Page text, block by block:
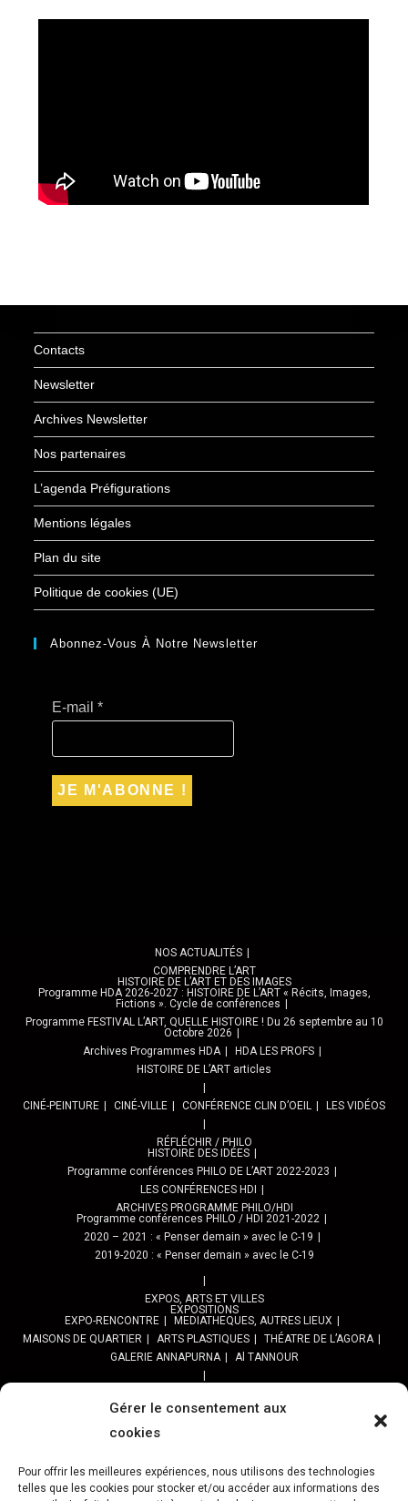
Gérer le consentement aux
cookies
Pour offrir les meilleures expériences, nous utilisons des technologies
telles que les cookies pour stocker et/ou accéder aux informations des
Contacts
Newsletter
Archives Newsletter
Nos partenaires
L’agenda Préfigurations
Mentions légales
Plan du site
Politique de cookies (UE)
Abonnez-Vous À Notre Newsletter
E-mail*
NOS ACTUALITÉS
COMPRENDRE L’ART
HISTOIRE DE L’ART ET DES IMAGES
Programme HDA 2026-2027 : HISTOIRE DE L’ART « Récits, Images,
Fictions ». Cycle de conférences
Programme FESTIVAL L’ART, QUELLE HISTOIRE ! Du 26 septembre au 10
Octobre 2026
Archives Programmes HDA
HDA LES PROFS
HISTOIRE DE L’ART articles
CINÉ-PEINTURE CINÉ-VILLE CONFÉRENCE CLIN D’OEIL LES VIDÉOS
RÉFLÉCHIR / PHILO
HISTOIRE DES IDÉES
Programme conférences PHILO DE L’ART 2022-2023
LES CONFÉRENCES HDI
ARCHIVES PROGRAMME PHILO/HDI
Programme conférences PHILO / HDI 2021-2022
2020 – 2021 : « Penser demain » avec le C-19
2019-2020 : « Penser demain » avec le C-19
EXPOS, ARTS ET VILLES
EXPOSITIONS
EXPO-RENCONTRE
MEDIATHEQUES, AUTRES LIEUX
MAISONS DE QUARTIER
ARTS PLASTIQUES
THÉATRE DE L’AGORA
GALERIE ANNAPURNA
Al TANNOUR
PPROGRAMME DES BALADES URBAINES 2025
Programme SORTIES URBAN SKETCHER 2024-2025 :
Archives URBAN SKETCHERS ESSONNE